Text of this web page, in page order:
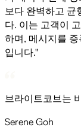
보다 완벽하고 균
다. 이는 고객이
하며, 메시지를
입니다."
브라이트코브는
Serene Goh